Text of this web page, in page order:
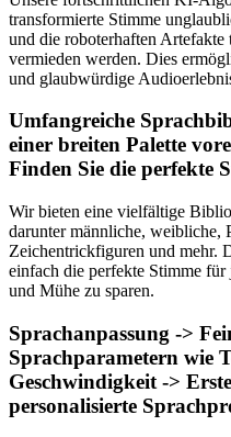
transformierte Stimme
und die roboterhaften
vermieden werden. Dies
und glaubwürdige
Umfangreiche
einer breiten Palette
Finden Sie die perfekte
Wir bieten eine vielfältige
darunter männliche, weibliche,
Zeichentrickfiguren und mehr.
einfach die perfekte Stimme
und Mühe zu sparen.
Sprachanpassung ->
Sprachparametern wie
Geschwindigkeit ->
personalisierte